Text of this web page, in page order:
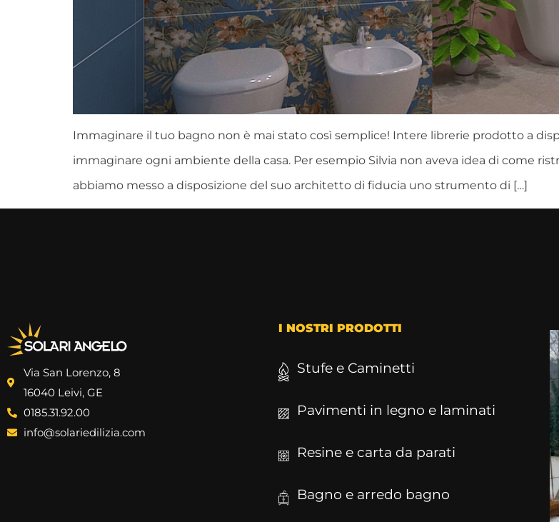
Immaginare il tuo bagno non è mai stato così semplice! Intere librerie prodotto a
immaginare ogni ambiente della casa. Per esempio Silvia non aveva idea di come
abbiamo messo a disposizione del suo architetto di fiducia uno strumento di […]
Via San Lorenzo, 8
16040 Leivi, GE
0185.31.92.00
info@solariedilizia.com
I NOSTRI PRODOTTI
Stufe e Caminetti
Pavimenti in legno e laminati
Resine e carta da parati
Bagno e arredo bagno